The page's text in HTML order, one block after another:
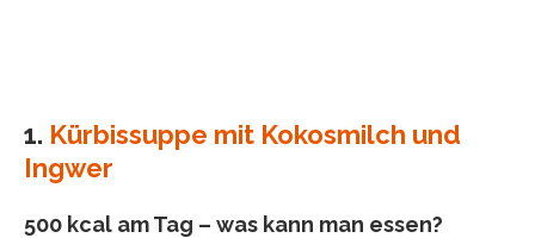
1. Kürbissuppe mit Kokosmilch und
Ingwer
500 kcal am Tag – was kann man essen?